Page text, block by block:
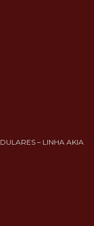
– LINHA AKIA